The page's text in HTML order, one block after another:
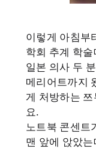
이렇게 아침부
학회 추계 학
일본 의사 두
메리어트까지
게 처방하는
요.
노트북 콘센트
맨 앞에 앉았